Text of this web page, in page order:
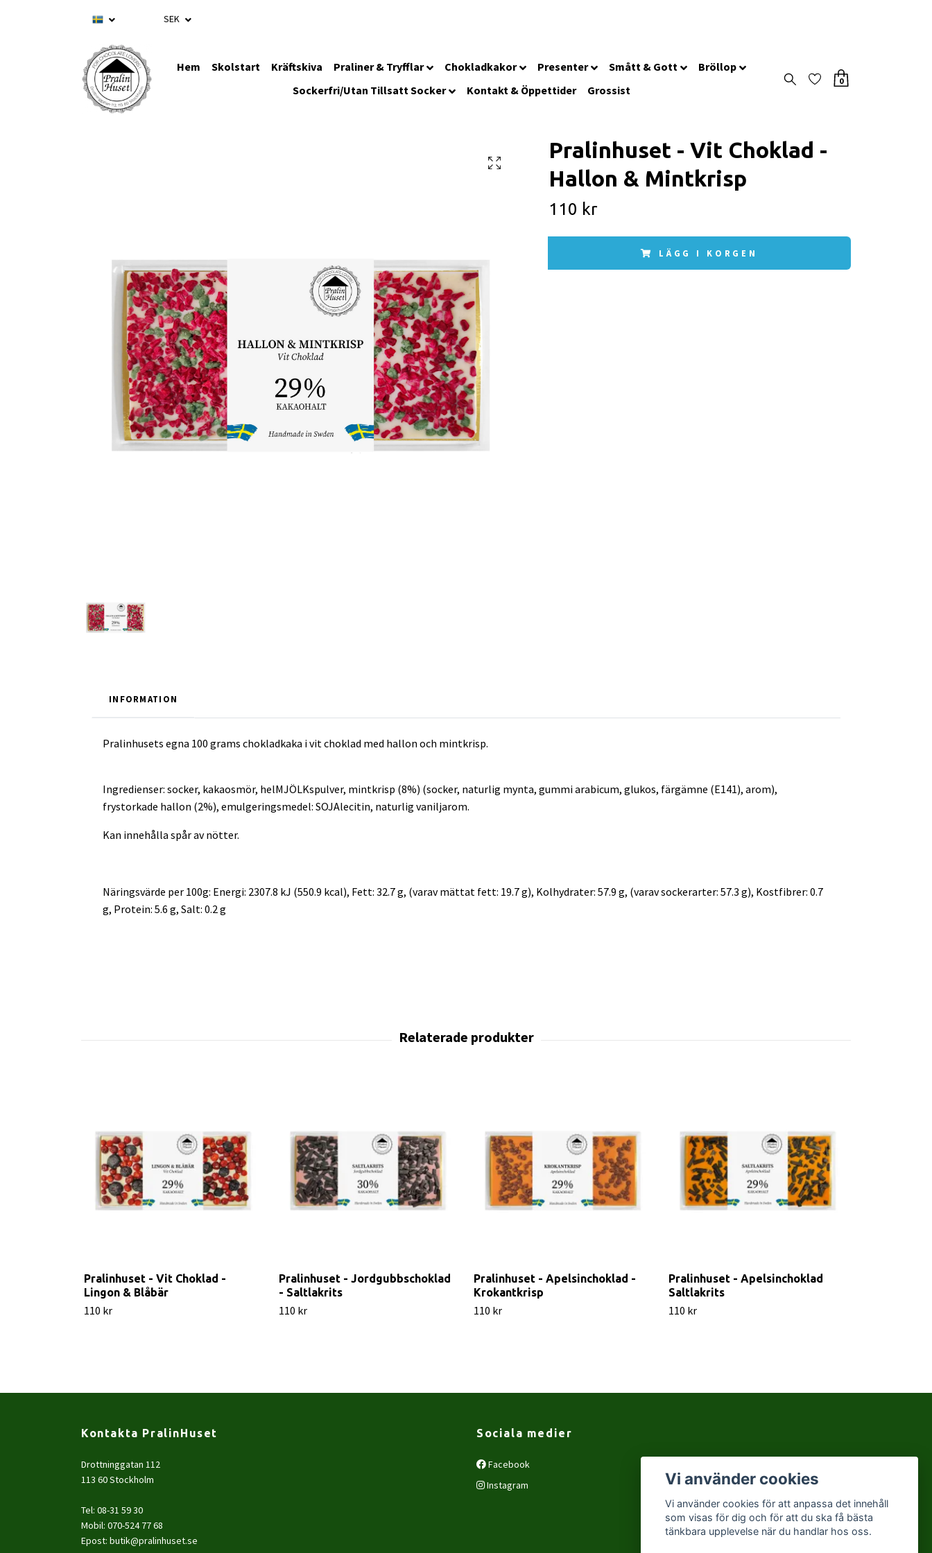
SEK
Hem Skolstart Kräftskiva Praliner & Tryfflar Chokladkakor Presenter Smått & Gott
Bröllop
Sockerfri/Utan Tillsatt Socker
Kontakt & Öppettider Grossist
0
Pralinhuset - Vit Choklad -
Hallon & Mintkrisp
110 kr
LÄGG I KORGEN
INFORMATION
Pralinhusets egna 100 grams chokladkaka i vit choklad med hallon och mintkrisp.
Ingredienser: socker, kakaosmör, helMJÖLKspulver, mintkrisp (8%) (socker, naturlig mynta, gummi arabicum, glukos, färgämne (E141), arom),
frystorkade hallon (2%), emulgeringsmedel: SOJAlecitin, naturlig vaniljarom.
Kan innehålla spår av nötter.
Näringsvärde per 100g: Energi: 2307.8 kJ (550.9 kcal), Fett: 32.7 g, (varav mättat fett: 19.7 g), Kolhydrater: 57.9 g, (varav sockerarter: 57.3 g), Kostfibrer: 0.7
g, Protein: 5.6 g, Salt: 0.2 g
Pralinhuset - Vit Choklad -
Lingon & Blåbär
110 kr
Pralinhuset - Jordgubbschoklad
- Saltlakrits
110 kr
Pralinhuset - Apelsinchoklad -
Krokantkrisp
110 kr
Pralinhuset - Apelsinchoklad
Saltlakrits
110 kr
Kontakta PralinHuset
Drottninggatan 112
113 60 Stockholm
Tel: 08-31 59 30
Mobil: 070-524 77 68
Epost: butik@pralinhuset.se
Sociala medier
Facebook
Instagram
Vi använder cookies
Vi använder cookies för att anpassa det innehåll
som visas för dig och för att du ska få bästa
tänkbara upplevelse när du handlar hos oss.